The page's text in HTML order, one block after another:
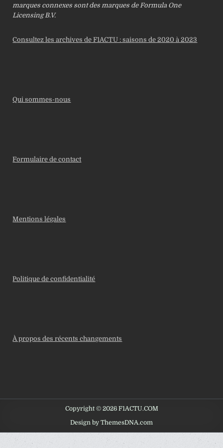
marques connexes sont des marques de Formula One
Licensing B.V.
Consultez les archives de F1ACTU : saisons de 2020 à 2023
Qui sommes-nous
Formulaire de contact
Mentions légales
Politique de confidentialité
À propos des récents changements
Copyright © 2026 F1ACTU.COM
Design by ThemesDNA.com